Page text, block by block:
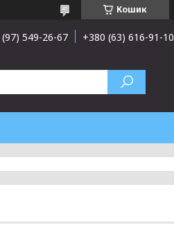
Кошик
549-26-67 +380 (63) 616-91-10